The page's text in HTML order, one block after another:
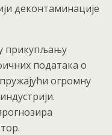
деконтаминације
прикупљању
података о
огромну